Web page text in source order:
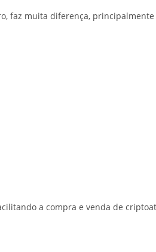
faz muita diferença, principalmente
a compra e venda de